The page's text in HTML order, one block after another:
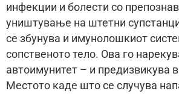
инфекции и болести со
уништување на штетни
се збунува и имунолошкиот
сопственото тело. Ова го
автоимунитет – и предизвикува
Местото каде што се случува